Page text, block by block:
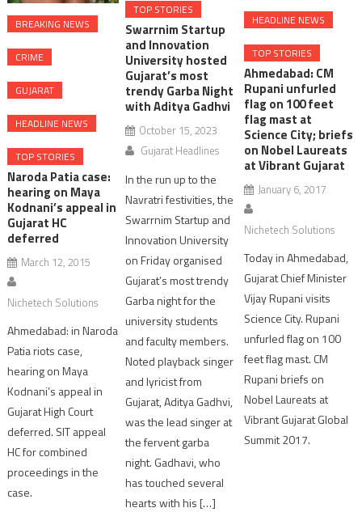
BREAKING NEWS
CRIME
GUJARAT
HEADLINE NEWS
TOP STORIES
Naroda Patia case:
hearing on Maya
Kodnani’s appeal in
Gujarat HC
deferred
March 12, 2015
Nichetech Solutions
Ahmedabad: in Naroda
Patia riots case,
hearing on Maya
Kodnani’s appeal in
Gujarat High Court
deferred. SIT appeal
HC for combined
proceedings in the
case.
TOP STORIES
Swarrnim Startup
and Innovation
University hosted
Gujarat’s most
trendy Garba Night
with Aditya Gadhvi
October 15, 2023
Gujarat Headlines
In the run up to the
Navratri festivities, the
Swarrnim Startup and
Innovation University
on Friday organised
Gujarat’s most trendy
Garba night for the
university students
and faculty members.
Noted playback singer
and lyricist from
Gujarat, Aditya Gadhvi,
was the lead singer at
the fervent garba
night. Gadhavi, who
has touched several
hearts with his […]
HEADLINE NEWS
TOP STORIES
Ahmedabad: CM
Rupani unfurled
flag on 100 feet
flag mast at
Science City; briefs
on Nobel Laureats
at Vibrant Gujarat
January 6, 2017
Nichetech Solutions
Today in Ahmedabad,
Gujarat Chief Minister
Vijay Rupani visits
Science City. Rupani
unfurled flag on 100
feet flag mast. CM
Rupani briefs on
Nobel Laureats at
Vibrant Gujarat Global
Summit 2017.